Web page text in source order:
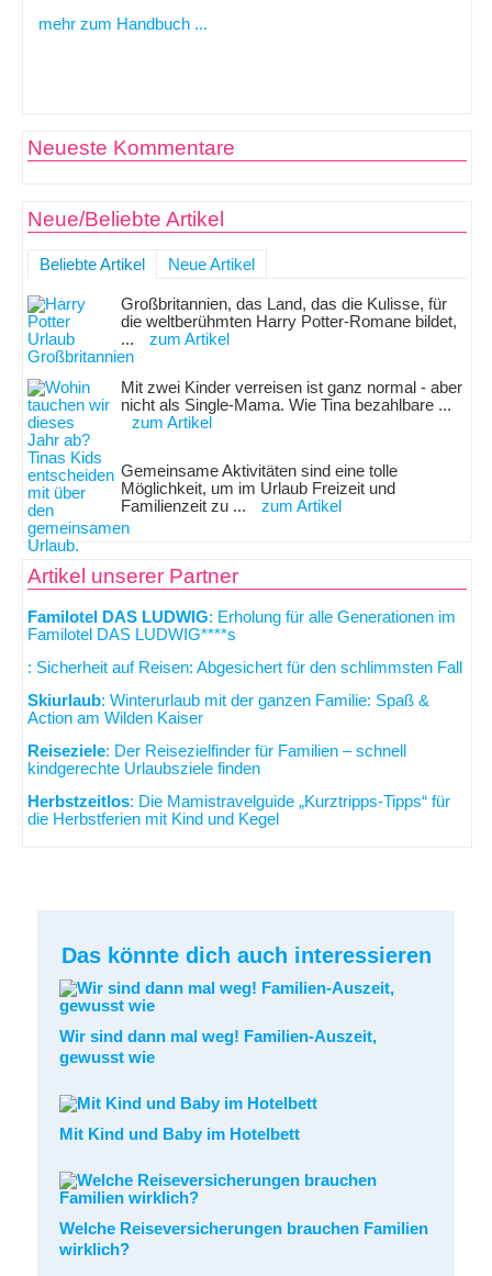
mehr zum Handbuch ...
Neueste Kommentare
Neue/Beliebte Artikel
Beliebte Artikel Neue Artikel
Großbritannien, das Land, das die Kulisse, für
die weltberühmten Harry Potter-Romane bildet,
...
zum Artikel
Mit zwei Kinder verreisen ist ganz normal - aber
nicht als Single-Mama. Wie Tina bezahlbare ...
zum Artikel
Gemeinsame Aktivitäten sind eine tolle
Möglichkeit, um im Urlaub Freizeit und
Familienzeit zu ...
zum Artikel
Artikel unserer Partner
Familotel DAS LUDWIG: Erholung für alle Generationen im
Familotel DAS LUDWIG****s
: Sicherheit auf Reisen: Abgesichert für den schlimmsten Fall
Skiurlaub: Winterurlaub mit der ganzen Familie: Spaß &
Action am Wilden Kaiser
Reiseziele: Der Reisezielfinder für Familien – schnell
kindgerechte Urlaubsziele finden
Herbstzeitlos: Die Mamistravelguide „Kurztripps-Tipps“ für
die Herbstferien mit Kind und Kegel
Das könnte dich auch interessieren
Wir sind dann mal weg! Familien-Auszeit,
gewusst wie
Mit Kind und Baby im Hotelbett
Welche Reiseversicherungen brauchen Familien
wirklich?